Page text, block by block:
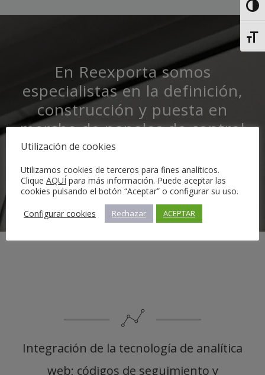
En Reexporta somos
especialistas en la definición,
construcción y puesta en
marcha de paneles de control
personalizados de business
intelligence, donde pueden
integrarse las diferentes
plataformas publicitarias.
Integración de la tecnología de analítica
web; códigos de seguimiento y
Utilización de cookies
Utilizamos cookies de terceros para fines analíticos.
Clique AQUÍ para más información. Puede aceptar las
cookies pulsando el botón “Aceptar” o configurar su uso.
Configurar cookies
Rechazar ACEPTAR